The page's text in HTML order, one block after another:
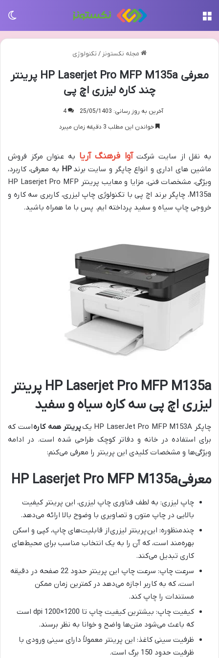
مجله نکستونز / تکنولوژی
معرفی HP Laserjet Pro MFP M135a پرینتر
چند کاره لیزری اچ پی
آخرین به روز رسانی: 25/05/1403
4
خواندن این مطلب 3 دقیقه زمان میبرد
به نقل از سایت شرکتآوا فرهنگ آریا به عنوان مرکز فروش
ماشین های اداری و انواع چاپگر و سایت برند HP به معرفی، کاربرد،
ویژگی، مشخصات فنی، مزایا و معایب پرینتر HP Laserjet Pro MFP
M135a، چاپگر برند اچ پی با تکنولوژی چاپ لیزری، کاربری سه کاره و
خروجی چاپ سیاه و سفید پرداخته ایم. پس با ما همراه باشید.
HP Laserjet Pro MFP M135a پرینتر
لیزری اچ پی سه کاره سیاه و سفید
چاپگر HP LaserJet Pro MFP M153A یک پرینتر همه کارهاست که
برای استفاده در خانه و دفاتر کوچک طراحی شده است. در ادامه
ویژگی‌ها و مشخصات کلیدی این پرینتر را معرفی می‌کنم:
معرفی HP Laserjet Pro MFP M135a
چاپ لیزری: به لطف فناوری چاپ لیزری، این پرینتر کیفیت
بالایی در چاپ متون و تصاویری با وضوح بالا ارائه می‌دهد.
چندمنظوره: اینپرینتر لیزریاز قابلیت‌های چاپ، کپی و اسکن
بهره‌مند است، که آن را به یک انتخاب مناسب برای محیط‌های
کاری تبدیل می‌کند.
سرعت چاپ: سرعت چاپ این پرینتر حدود 22 صفحه در دقیقه
است، که به کاربر اجازه می‌دهد در کمترین زمان ممکن
مستندات را چاپ کند.
کیفیت چاپ: بیشترین کیفیت چاپ تا 1200×1200 dpi است
که باعث می‌شود متن‌ها واضح و خوانا به نظر برسند.
ظرفیت سینی کاغذ: این پرینتر معمولاً دارای سینی ورودی با
ظرفیت حدود 150 برگ است.